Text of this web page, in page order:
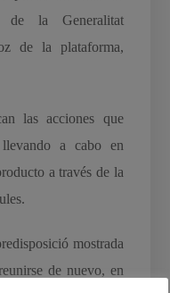
de la Generalitat
de la plataforma,
las acciones que
a cabo en
a través de la
mostrada
de nuevo, en